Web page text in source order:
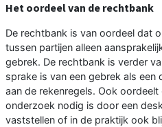
Het oordeel van de rechtbank
De rechtbank is van oordeel dat
tussen partijen alleen
gebrek. De rechtbank is verder
sprake is van een gebrek als
aan de rekenregels. Ook
onderzoek nodig is door een
vaststellen of in de praktijk ook